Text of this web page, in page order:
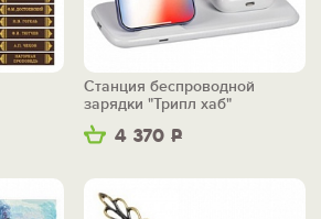
4 370 Р
Станция беспроводной
зарядки "Трипл хаб"